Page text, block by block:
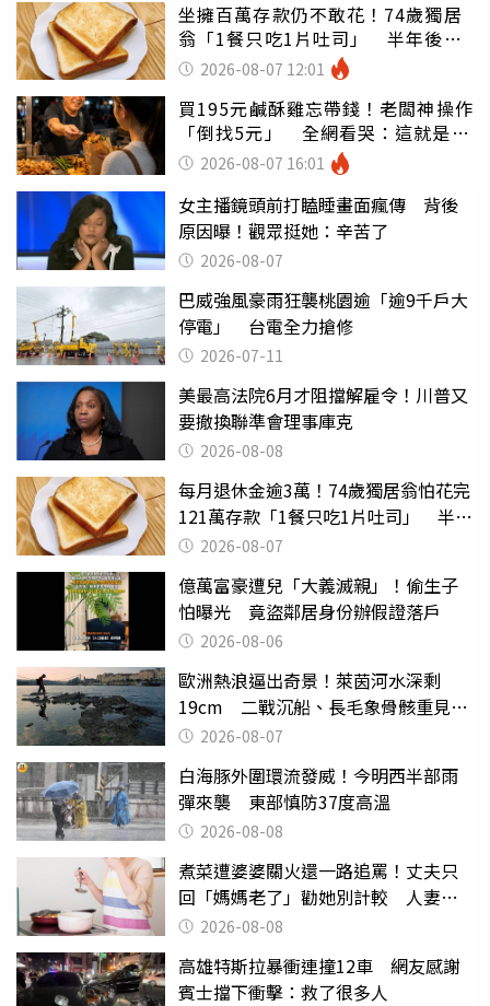
坐擁百萬存款仍不敢花！74歲獨居
翁「1餐只吃1片吐司」 半年後暴
瘦嚇壞女兒
2026-08-07 12:01
買195元鹹酥雞忘帶錢！老闆神操作
「倒找5元」 全網看哭：這就是台
灣 2026-08-07 16:01
女主播鏡頭前打瞌睡畫面瘋傳 背後
原因曝！觀眾挺她：辛苦了
2026-08-07
巴威強風豪雨狂襲桃園逾「逾9千戶大
停電」 台電全力搶修
2026-07-11
美最高法院6月才阻擋解雇令！川普又
要撤換聯準會理事庫克
2026-08-08
每月退休金逾3萬！74歲獨居翁怕花完
121萬存款「1餐只吃1片吐司」 半年
後暴瘦嚇壞女兒
2026-08-07
億萬富豪遭兒「大義滅親」！偷生子
怕曝光 竟盜鄰居身份辦假證落戶
2026-08-06
歐洲熱浪逼出奇景！萊茵河水深剩
19cm 二戰沉船、長毛象骨骸重見天
日 2026-08-07
白海豚外圍環流發威！今明西半部雨
彈來襲 東部慎防37度高溫
2026-08-08
煮菜遭婆婆關火還一路追罵！丈夫只
回「媽媽老了」勸她別計較 人妻超
崩潰：我像台傭
2026-08-08
高雄特斯拉暴衝連撞12車 網友感謝
賓士擋下衝擊：救了很多人